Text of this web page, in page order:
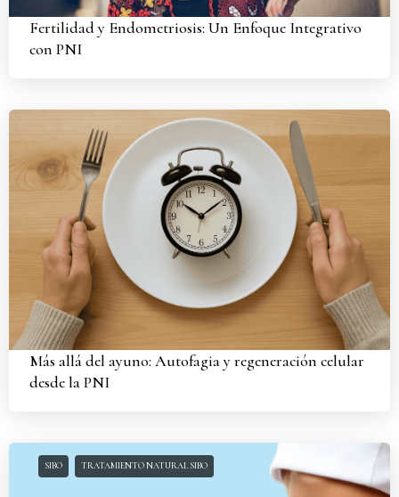
Fertilidad y Endometriosis: Un Enfoque Integrativo
con PNI
Más allá del ayuno: Autofagia y regeneración celular
desde la PNI
SIBO TRATAMIENTO NATURAL SIBO